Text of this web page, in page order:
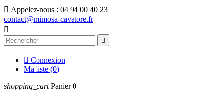
 Appelez-nous : 04 94 00 40 23
contact@mimosa-cavatore.fr


 Connexion
Ma liste (0)
shopping_cart Panier 0